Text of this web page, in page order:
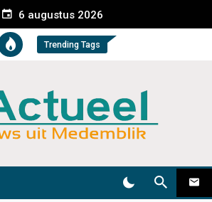
6 augustus 2026
Trending Tags
Actueel